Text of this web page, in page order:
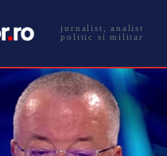
jurnalist, analist
politic si militar